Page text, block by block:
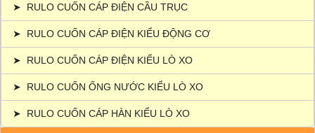
➤ RULO CUỐN CÁP ĐIỆN CẦU TRỤC
➤ RULO CUỐN CÁP ĐIỆN KIỂU ĐỘNG CƠ
➤ RULO CUỐN CÁP ĐIỆN KIỂU LÒ XO
➤ RULO CUỐN ỐNG NƯỚC KIỂU LÒ XO
➤ RULO CUỐN CÁP HÀN KIỂU LÒ XO